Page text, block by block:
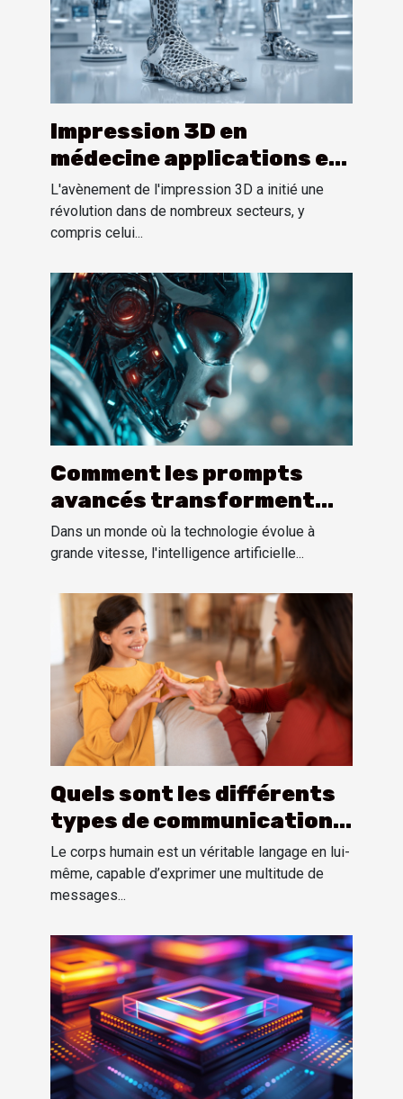
Impression 3D en
médecine applications et
perspectives pour les
prothèses
personnalisées
L'avènement de l'impression 3D a initié une
révolution dans de nombreux secteurs, y
compris celui...
Comment les prompts
avancés transforment
l'interaction avec les IA
conversationnelles
Dans un monde où la technologie évolue à
grande vitesse, l'intelligence artificielle...
Quels sont les différents
types de communication
non verbale ?
Le corps humain est un véritable langage en lui-
même, capable d’exprimer une multitude de
messages...